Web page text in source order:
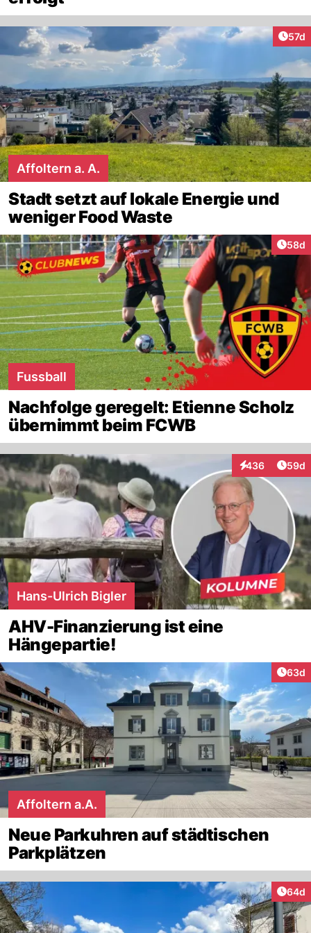
57d
Affoltern a. A.
Stadt setzt auf lokale Energie und
weniger Food Waste
58d
Fussball
Nachfolge geregelt: Etienne Scholz
übernimmt beim FCWB
436
Interaktionen
59d
Hans-Ulrich Bigler
AHV-Finanzierung ist eine
Hängepartie!
63d
Affoltern a.A.
Neue Parkuhren auf städtischen
Parkplätzen
64d